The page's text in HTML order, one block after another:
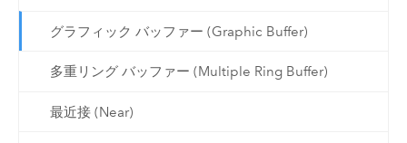
グラフィック バッファー (Graphic Buffer)
多重リング バッファー (Multiple Ring Buffer)
最近接 (Near)